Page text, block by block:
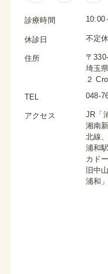
診療時間 10:00
休診日 不定休
住所
〒
埼玉
２
TEL 048-
アクセス
JR「
湘南
北線
浦和
カド
旧中
浦和